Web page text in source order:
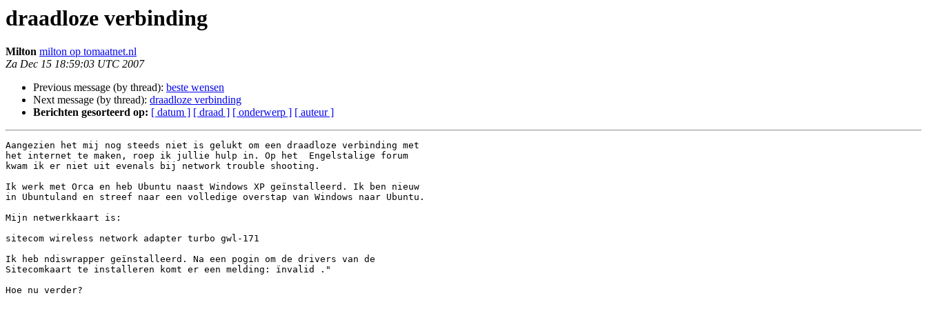
draadloze verbinding
Milton milton op tomaatnet.nl
Za Dec 15 18:59:03 UTC 2007
Previous message (by thread): beste wensen
Next message (by thread): draadloze verbinding
Berichten gesorteerd op: [ datum ] [ draad ] [ onderwerp ] [ auteur ]
Aangezien het mij nog steeds niet is gelukt om een draadloze verbinding met
het internet te maken, roep ik jullie hulp in. Op het  Engelstalige forum
kwam ik er niet uit evenals bij network trouble shooting.
Ik werk met Orca en heb Ubuntu naast Windows XP geïnstalleerd. Ik ben nieuw
in Ubuntuland en streef naar een volledige overstap van Windows naar Ubuntu.
Mijn netwerkkaart is:
sitecom wireless network adapter turbo gwl-171
Ik heb ndiswrapper geïnstalleerd. Na een pogin om de drivers van de
Sitecomkaart te installeren komt er een melding: ïnvalid ."
Hoe nu verder?